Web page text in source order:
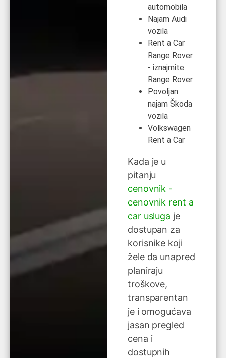
automobila
Najam Audi
vozila
Rent a Car
Range Rover
- iznajmite
Range Rover
Povoljan
najam Škoda
vozila
Volkswagen
Rent a Car
Kada je u
pitanju
cenovnik -
cenovnik rent a
car usluga je
dostupan za
korisnike koji
žele da unapred
planiraju
troškove,
transparentan
je i omogućava
jasan pregled
cena i
dostupnih